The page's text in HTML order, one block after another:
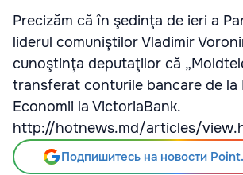
Precizăm că în şedinţa de ieri a
liderul comuniştilor Vladimir
cunoştinţa deputaţilor că
transferat conturile bancare de la
Economii la VictoriaBank.
http://hotnews.md/articles/
Подпишитесь на новости